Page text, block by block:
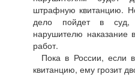
штрафную квитанцию.
дело пойдет в суд,
нарушителю наказание
работ.
Пока в России, если
квитанцию, ему грозит